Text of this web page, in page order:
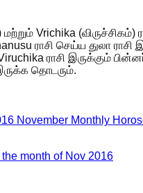
Vrichika (விருச்சிகம்)
ராசி செய்ய துலா ராசி
ராசி இருக்கும் பின்னர்
தொடரும்.
month of Nov 2016